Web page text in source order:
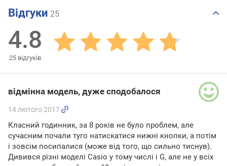
Відгуки 25
4.8
25 відгуків
відмінна модель, дуже сподобалося
14 лютого 2017
Класний годинник, за 8 років не було проблем, але
сучасним почали туго натискатися нижні кнопки, а потім
і зовсім посипалися (може від того, що сильно тиснув).
Дивився різні моделі Саsio у тому числі і G, але не у всіх